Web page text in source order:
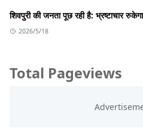
शिवपुरी की जनता पूछ रही है: भ्रष्टाचार
2026/5/18
Total Pageviews